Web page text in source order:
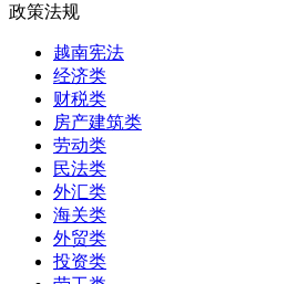
政策法规
越南宪法
经济类
财税类
房产建筑类
劳动类
民法类
外汇类
海关类
外贸类
投资类